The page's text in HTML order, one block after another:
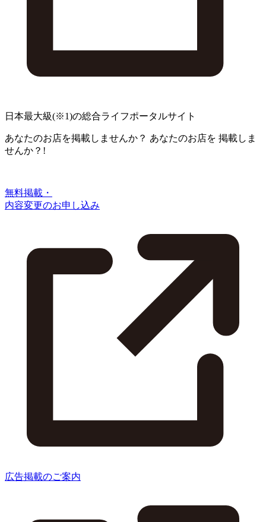
日本最大級(※1)の総合ライフポータルサイト
あなたのお店を掲載しませんか？ あなたのお店を 掲載しま
せんか？!
無料掲載・
内容変更のお申し込み
広告掲載のご案内